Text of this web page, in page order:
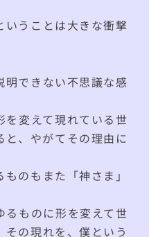
うことは大きな衝撃
明できない不思議な感
を変えて現れている世
、やがてその理由に
のもまた「神さま」
ものに形を変えて世
の現れを、僕という